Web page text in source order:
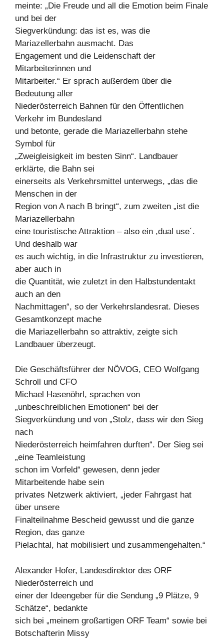
meinte: „Die Freude und all die Emotion beim Finale
und bei der
Siegverkündung: das ist es, was die
Mariazellerbahn ausmacht. Das
Engagement und die Leidenschaft der
Mitarbeiterinnen und
Mitarbeiter.“ Er sprach außerdem über die
Bedeutung aller
Niederösterreich Bahnen für den Öffentlichen
Verkehr im Bundesland
und betonte, gerade die Mariazellerbahn stehe
Symbol für
„Zweigleisigkeit im besten Sinn“. Landbauer
erklärte, die Bahn sei
einerseits als Verkehrsmittel unterwegs, „das die
Menschen in der
Region von A nach B bringt“, zum zweiten „ist die
Mariazellerbahn
eine touristische Attraktion – also ein ,dual use´.
Und deshalb war
es auch wichtig, in die Infrastruktur zu investieren,
aber auch in
die Quantität, wie zuletzt in den Halbstundentakt
auch an den
Nachmittagen“, so der Verkehrslandesrat. Dieses
Gesamtkonzept mache
die Mariazellerbahn so attraktiv, zeigte sich
Landbauer überzeugt.
Die Geschäftsführer der NÖVOG, CEO Wolfgang
Schroll und CFO
Michael Hasenöhrl, sprachen von
„unbeschreiblichen Emotionen“ bei der
Siegverkündung und von „Stolz, dass wir den Sieg
nach
Niederösterreich heimfahren durften“. Der Sieg sei
„eine Teamleistung
schon im Vorfeld“ gewesen, denn jeder
Mitarbeitende habe sein
privates Netzwerk aktiviert, „jeder Fahrgast hat
über unsere
Finalteilnahme Bescheid gewusst und die ganze
Region, das ganze
Pielachtal, hat mobilisiert und zusammengehalten.“
Alexander Hofer, Landesdirektor des ORF
Niederösterreich und
einer der Ideengeber für die Sendung „9 Plätze, 9
Schätze“, bedankte
sich bei „meinem großartigen ORF Team“ sowie bei
Botschafterin Missy